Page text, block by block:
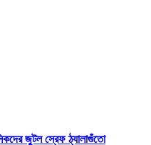
জুটল স্রেফ ঠ্যালাগুঁতো